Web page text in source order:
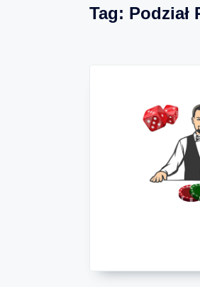
Tag: Podział